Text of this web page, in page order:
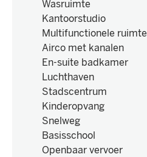
Wasruimte
Kantoorstudio
Multifunctionele ruimte
Airco met kanalen
En-suite badkamer
Luchthaven
Stadscentrum
Kinderopvang
Snelweg
Basisschool
Openbaar vervoer